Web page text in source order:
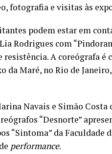
fotografia e visitas às
podem estar em
Rodrigues com
resistência. A coreógrafa
da Maré, no Rio de
Navais e Simão Costa
“Desnorte”
“Sintoma” da Faculdade
performance.